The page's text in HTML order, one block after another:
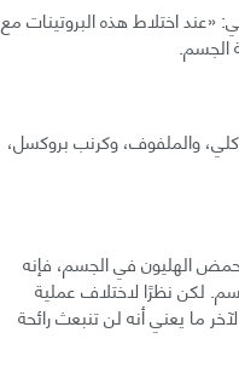
«عند اختلاط هذه البروتينات مع
الجسم.
والملفوف، وكرنب بروكسل،
حمض الهليون في الجسم، فإنه
لكن نظرًا لاختلاف عملية
يعني أنه لن تنبعث رائحة